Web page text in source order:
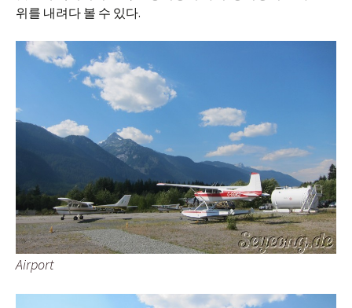
위를 내려다 볼 수 있다.
Airport